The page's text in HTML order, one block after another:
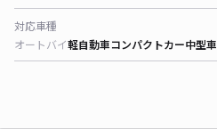
対応車種
オートバイ軽自動車コンパクトカー中型車